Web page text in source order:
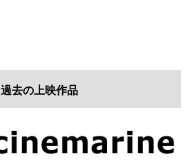
過去の上映作品